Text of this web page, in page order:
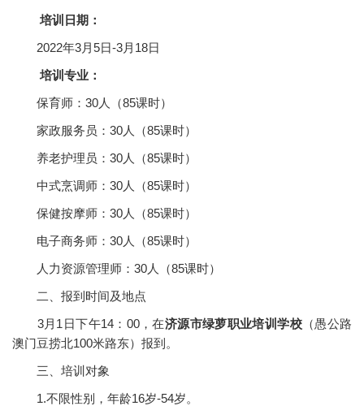
培训日期：
2022年3月5日-3月18日
培训专业：
保育师：30人（85课时）
家政服务员：30人（85课时）
养老护理员：30人（85课时）
中式烹调师：30人（85课时）
保健按摩师：30人（85课时）
电子商务师：30人（85课时）
人力资源管理师：30人（85课时）
二、报到时间及地点
3月1日下午14：00，在济源市绿萝职业培训学校（愚公路
澳门豆捞北100米路东）报到。
三、培训对象
1.不限性别，年龄16岁-54岁。